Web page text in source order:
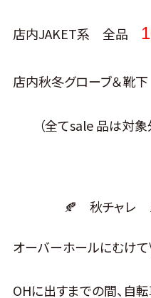
店内JAKET系 全品
店内秋冬グローブ＆靴
（全てsale 品は対象
🍂 秋チャレ
オーバーホールにむけ
OHに出すまでの間、自